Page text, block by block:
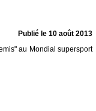
Publié le 10 août 2013
au Mondial supersport